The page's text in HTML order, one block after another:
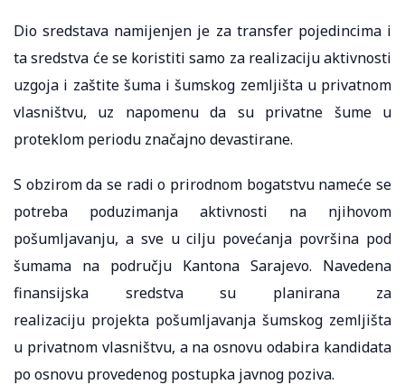
Dio sredstava namijenjen je za transfer pojedincima i
ta sredstva će se koristiti samo za realizaciju aktivnosti
uzgoja i zaštite šuma i šumskog zemljišta u privatnom
vlasništvu, uz napomenu da su privatne šume u
proteklom periodu značajno devastirane.
S obzirom da se radi o prirodnom bogatstvu nameće se
potreba poduzimanja aktivnosti na njihovom
pošumljavanju, a sve u cilju povećanja površina pod
šumama na području Kantona Sarajevo. Navedena
finansijska sredstva su planirana za
realizaciju projekta pošumljavanja šumskog zemljišta
u privatnom vlasništvu, a na osnovu odabira kandidata
po osnovu provedenog postupka javnog poziva.